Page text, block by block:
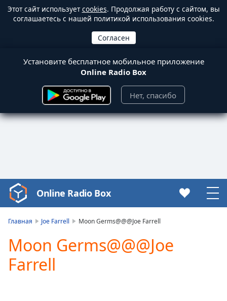
Этот сайт используетcookies. Продолжая работу с сайтом, вы
соглашаетесь с нашей политикой использования cookies.
Установите бесплатное мобильное приложение
Online Radio Box
Нет, спасибо
Video
Player
Play
Video
Play
Online Radio Box
Главная Joe Farrell Moon Germs@@@Joe Farrell
Moon Germs@@@Joe
Farrell